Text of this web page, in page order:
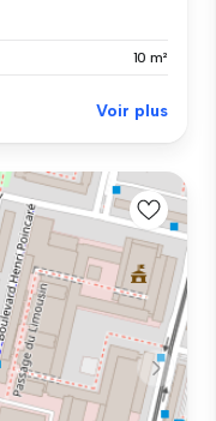
10 m²
Voir plus